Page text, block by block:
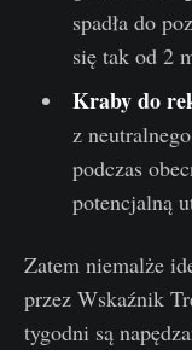
spadła do
się tak od 2
Kraby do
z
podczas
potencjalną
Zatem niemalże
przez Wskaźnik
tygodni są